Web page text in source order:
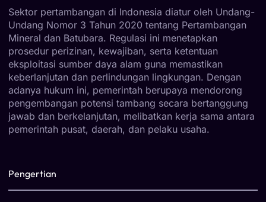
Sektor pertambangan di Indonesia diatur oleh Undang-
Undang Nomor 3 Tahun 2020 tentang Pertambangan
Mineral dan Batubara. Regulasi ini menetapkan
prosedur perizinan, kewajiban, serta ketentuan
eksploitasi sumber daya alam guna memastikan
keberlanjutan dan perlindungan lingkungan. Dengan
adanya hukum ini, pemerintah berupaya mendorong
pengembangan potensi tambang secara bertanggung
jawab dan berkelanjutan, melibatkan kerja sama antara
pemerintah pusat, daerah, dan pelaku usaha.
Pengertian